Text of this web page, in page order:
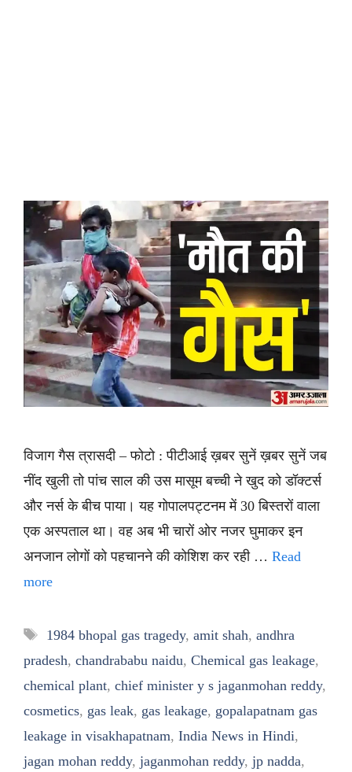
विजाग गैस त्रासदी – फोटो : पीटीआई ख़बर सुनें ख़बर सुनें जब
नींद खुली तो पांच साल की उस मासूम बच्ची ने खुद को डॉक्टर्स
और नर्स के बीच पाया। यह गोपालपट्टनम में 30 बिस्तरों वाला
एक अस्पताल था। वह अब भी चारों ओर नजर घुमाकर इन
अनजान लोगों को पहचानने की कोशिश कर रही … Read
more
Tags
1984 bhopal gas tragedy, amit shah, andhra
pradesh, chandrababu naidu, Chemical gas leakage,
chemical plant, chief minister y s jaganmohan reddy,
cosmetics, gas leak, gas leakage, gopalapatnam gas
leakage in visakhapatnam, India News in Hindi,
jagan mohan reddy, jaganmohan reddy, jp nadda,